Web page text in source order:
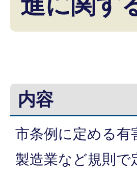
内容
市条例に定める有
製造業など規則で